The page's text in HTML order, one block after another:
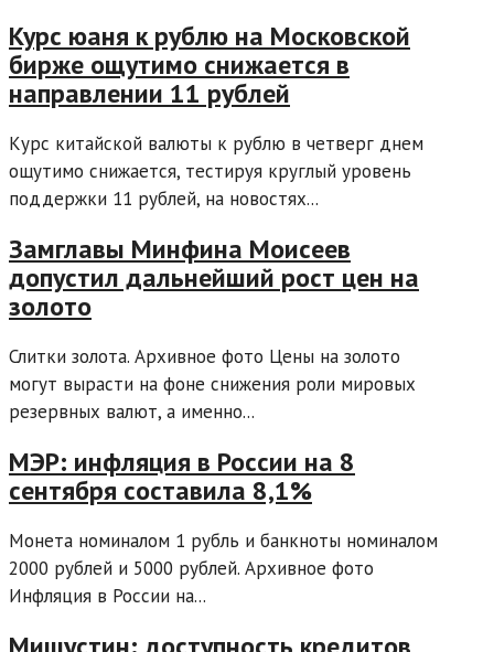
Курс юаня к рублю на Московской
бирже ощутимо снижается в
направлении 11 рублей
Курс китайской валюты к рублю в четверг днем
ощутимо снижается, тестируя круглый уровень
поддержки 11 рублей, на новостях...
Замглавы Минфина Моисеев
допустил дальнейший рост цен на
золото
Слитки золота. Архивное фото Цены на золото
могут вырасти на фоне снижения роли мировых
резервных валют, а именно...
МЭР: инфляция в России на 8
сентября составила 8,1%
Монета номиналом 1 рубль и банкноты номиналом
2000 рублей и 5000 рублей. Архивное фото
Инфляция в России на...